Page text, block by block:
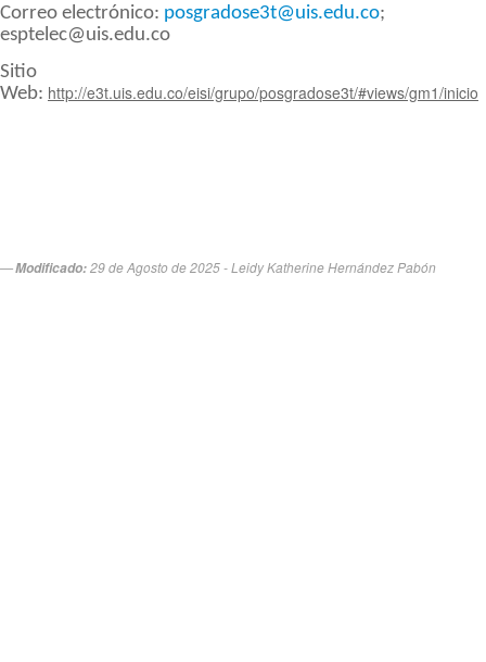
Correo electrónico: posgradose3t@uis.edu.co;
esptelec@uis.edu.co
Sitio
Web: http://e3t.uis.edu.co/eisi/grupo/posgradose3t/#views/gm1/inicio​
Modificado:29 de Agosto de 2025 - Leidy Katherine Hernández Pabón